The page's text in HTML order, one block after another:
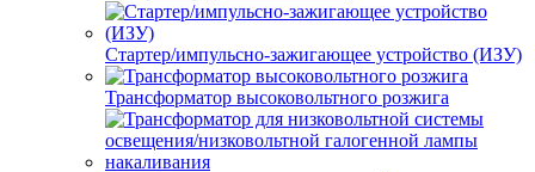
Стартер/импульсно-зажигающее устройство (ИЗУ)
Трансформатор высоковольтного розжига